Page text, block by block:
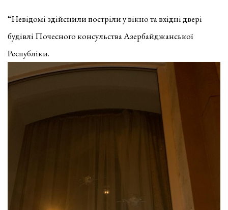
“Невідомі здійснили постріли у вікно та вхідні двері
будівлі Почесного консульства Азербайджанської
Республіки.